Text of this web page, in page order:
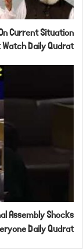
Current Situation
Daily Qudrat
Assembly Shocks
Daily Qudrat